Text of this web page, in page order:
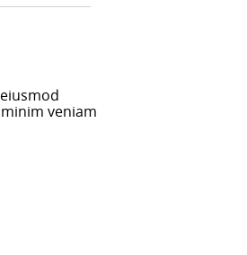
veniam